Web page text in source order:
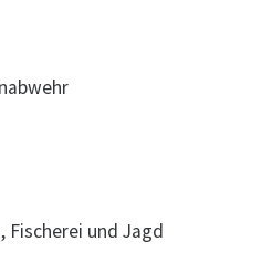
Fischerei und Jagd